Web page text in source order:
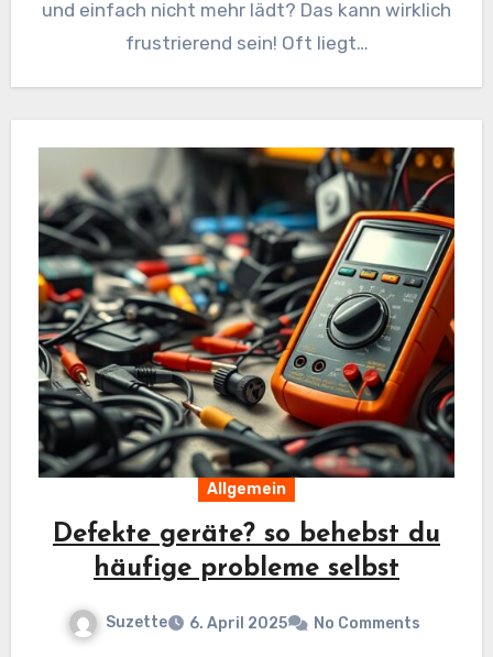
und einfach nicht mehr lädt? Das kann wirklich
frustrierend sein! Oft liegt…
Allgemein
Defekte geräte? so behebst du
häufige probleme selbst
Suzette 6. April 2025 No Comments